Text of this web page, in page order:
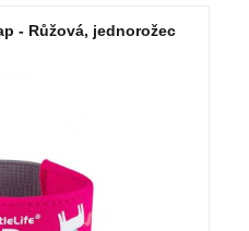
- Růžová, jednorožec